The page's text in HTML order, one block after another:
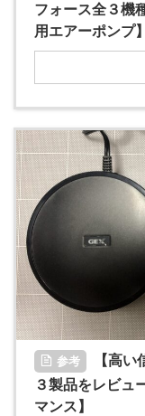
フォース全３機
用エアーポンプ】
参考
【高
３製品をレビュ
マンス】